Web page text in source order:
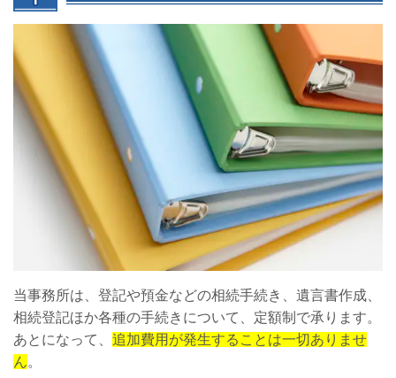
当事務所は、登記や預金などの相続手続き、遺言書作成、
相続登記ほか各種の手続きについて、定額制で承ります。
あとになって、 追加費用が発生することは一切ありませ
ん。